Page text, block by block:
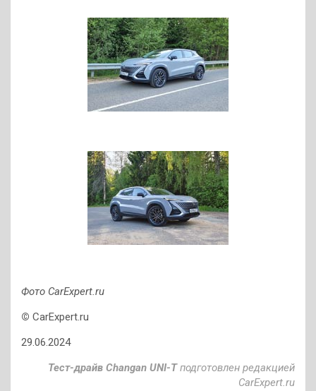
Фото CarExpert.ru
© CarExpert.ru
29.06.2024
Тест-драйв Changan UNI-Tподготовлен редакцией
CarExpert.ru